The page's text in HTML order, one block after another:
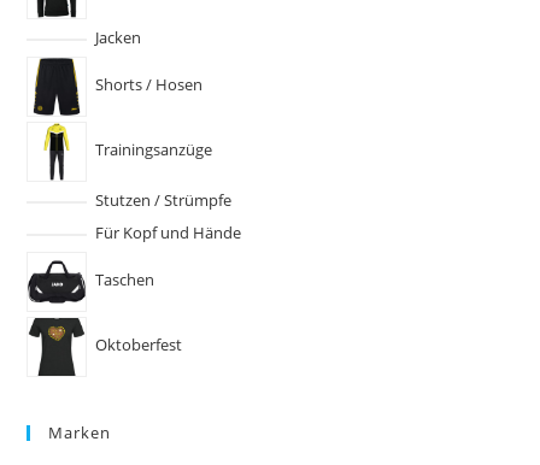
Jacken
Shorts / Hosen
Trainingsanzüge
Stutzen / Strümpfe
Für Kopf und Hände
Taschen
Oktoberfest
Marken